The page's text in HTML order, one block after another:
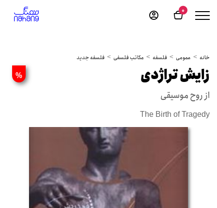
0
خانه عمومی فلسفه مکاتب فلسفی فلسفه جدید
% زایش تراژدی
از روح موسیقی
The Birth of Tragedy